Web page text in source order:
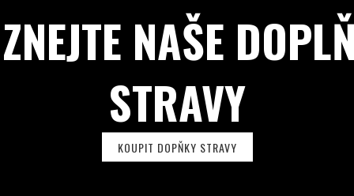
NAŠE
STRAVY
KOUPIT DOPŇKY STRAVY